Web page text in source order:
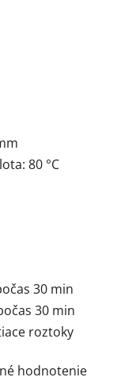
80 °C
30 min
30 min
roztoky
hodnotenie